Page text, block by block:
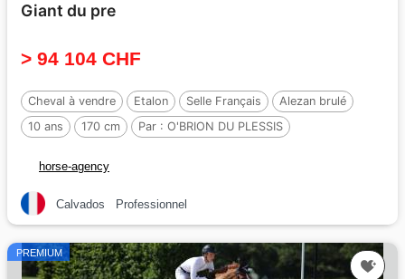
Giant du pre
> 94 104 CHF
Cheval à vendre Etalon Selle Français
Alezan brulé
10 ans
170 cm Par : O'BRION DU PLESSIS
horse-agency
Calvados Professionnel
PREMIUM